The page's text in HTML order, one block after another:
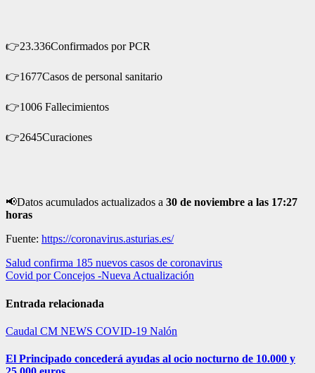
👉23.336Confirmados por PCR
👉1677Casos de personal sanitario
👉1006 Fallecimientos
👉2645Curaciones
📢Datos acumulados actualizados a 30 de noviembre a las 17:27
horas
Fuente: https://coronavirus.asturias.es/
Navegación
de
entradas
Salud confirma 185 nuevos casos de coronavirus
Covid por Concejos -Nueva Actualización
Entrada relacionada
Caudal CM NEWS COVID-19 Nalón
El Principado concederá ayudas al ocio nocturno de 10.000 y